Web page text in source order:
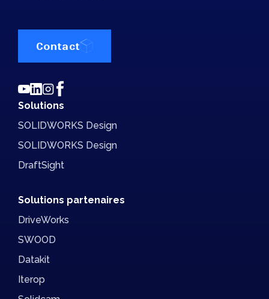
Contact
Solutions
SOLIDWORKS Design
SOLIDWORKS Design
DraftSight
Solutions partenaires
DriveWorks
SWOOD
Datakit
Iterop